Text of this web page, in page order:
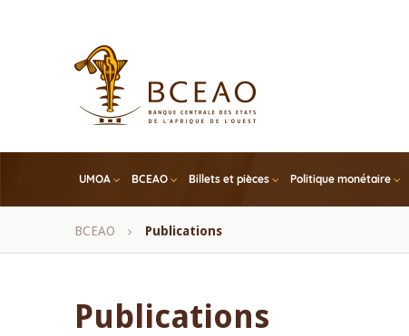
UMOA BCEAO Billets et pièces Politique monétaire
Fil
BCEAO Publications
Publications